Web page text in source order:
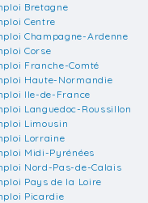
Bretagne
Centre
Champagne-Ardenne
Corse
Franche-Comté
Haute-Normandie
Ile-de-France
Languedoc-Roussillon
Limousin
Lorraine
Midi-Pyrénées
Nord-Pas-de-Calais
Pays de la Loire
Picardie